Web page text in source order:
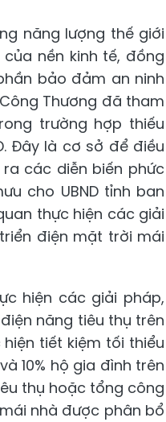
năng lượng thế giới
nền kinh tế, đồng
bảo đảm an ninh
Thương đã tham
trường hợp thiếu
Đây là cơ sở để điều
các diễn biến phức
cho UBND tỉnh ban
thực hiện các giải
điện mặt trời mái
hiện các giải pháp,
năng tiêu thụ trên
tiết kiệm tối thiểu
10% hộ gia đình trên
thụ hoặc tổng công
nhà được phân bổ